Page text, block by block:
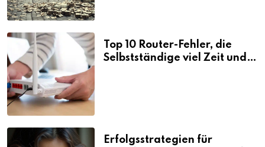
Top 10 Router-Fehler, die
Selbstständige viel Zeit und
Erfolgsstrategien für